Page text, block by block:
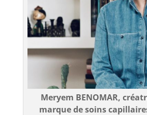
Meryem BENOMAR,
marque de soins